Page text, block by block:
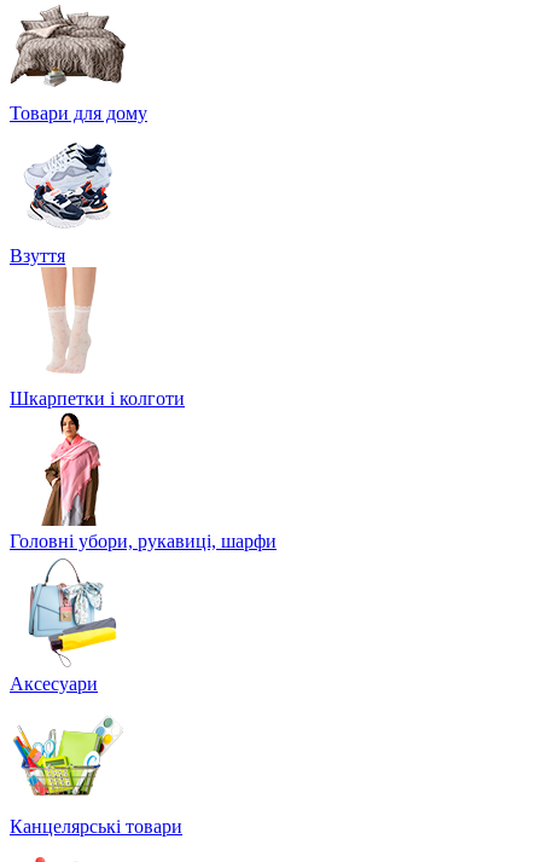
Товари для дому
Взуття
Шкарпетки і колготи
Головні убори, рукавиці, шарфи
Аксесуари
Канцелярські товари